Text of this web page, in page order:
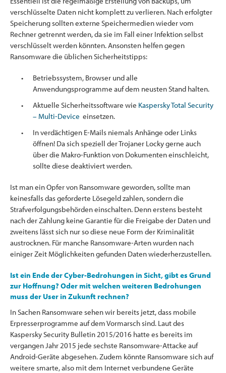
verschlüsselte Daten nicht komplett zu verlieren. Nach erfolgter
Speicherung sollten externe Speichermedien wieder vom
Rechner getrennt werden, da sie im Fall einer Infektion selbst
verschlüsselt werden könnten. Ansonsten helfen gegen
Ransomware die üblichen Sicherheitstipps:
Betriebssystem, Browser und alle
Anwendungsprogramme auf dem neusten Stand halten.
Aktuelle Sicherheitssoftware wie Kaspersky Total Security
– Multi-Device einsetzen.
In verdächtigen E-Mails niemals Anhänge oder Links
öffnen! Da sich speziell der Trojaner Locky gerne auch
über die Makro-Funktion von Dokumenten einschleicht,
sollte diese deaktiviert werden.
Ist man ein Opfer von Ransomware geworden, sollte man
keinesfalls das geforderte Lösegeld zahlen, sondern die
Strafverfolgungsbehörden einschalten. Denn erstens besteht
nach der Zahlung keine Garantie für die Freigabe der Daten und
zweitens lässt sich nur so diese neue Form der Kriminalität
austrocknen. Für manche Ransomware-Arten wurden nach
einiger Zeit Möglichkeiten gefunden Daten wiederherzustellen.
Ist ein Ende der Cyber-Bedrohungen in Sicht, gibt es Grund
zur Hoffnung? Oder mit welchen weiteren Bedrohungen
muss der User in Zukunft rechnen?
In Sachen Ransomware sehen wir bereits jetzt, dass mobile
Erpresserprogramme auf dem Vormarsch sind. Laut des
Kaspersky Security Bulletin 2015/2016 hatte es bereits im
vergangen Jahr 2015 jede sechste Ransomware-Attacke auf
Android-Geräte abgesehen. Zudem könnte Ransomware sich auf
weitere smarte, also mit dem Internet verbundene Geräte